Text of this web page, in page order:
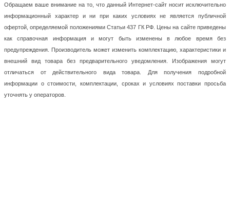
Обращаем ваше внимание на то, что данный Интернет-сайт носит исключительно
информационный характер и ни при каких условиях не является публичной
офертой, определяемой положениями Статьи 437 ГК РФ. Цены на сайте приведены
как справочная информация и могут быть изменены в любое время без
предупреждения. Производитель может изменить комплектацию, характеристики и
внешний вид товара без предварительного уведомления. Изображения могут
отличаться от действительного вида товара. Для получения подробной
информации о стоимости, комплектации, сроках и условиях поставки просьба
уточнять у операторов.